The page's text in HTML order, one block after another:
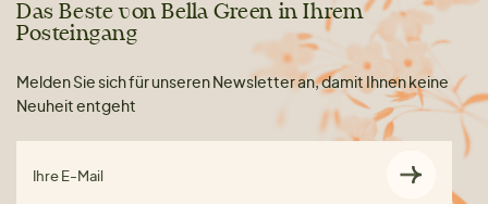
Das Beste von Bella Green in Ihrem
Posteingang
Melden Sie sich für unseren Newsletter an, damit Ihnen keine
Neuheit entgeht
Ihre E-Mail